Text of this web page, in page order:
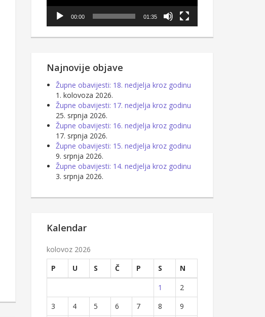
00:00 01:35
Najnovije objave
Župne obavijesti: 18. nedjelja kroz godinu
1. kolovoza 2026.
Župne obavijesti: 17. nedjelja kroz godinu
25. srpnja 2026.
Župne obavijesti: 16. nedjelja kroz godinu
17. srpnja 2026.
Župne obavijesti: 15. nedjelja kroz godinu
9. srpnja 2026.
Župne obavijesti: 14. nedjelja kroz godinu
3. srpnja 2026.
Kalendar
kolovoz 2026
P
U S Č P S
N
1
2
3
4 5 6 7 8
9